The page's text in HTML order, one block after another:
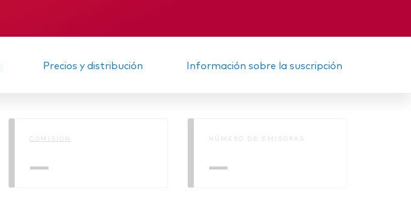
Precios y distribución Información sobre la suscripción
COMISIÓN
—
NÚMERO DE EMISORAS
—